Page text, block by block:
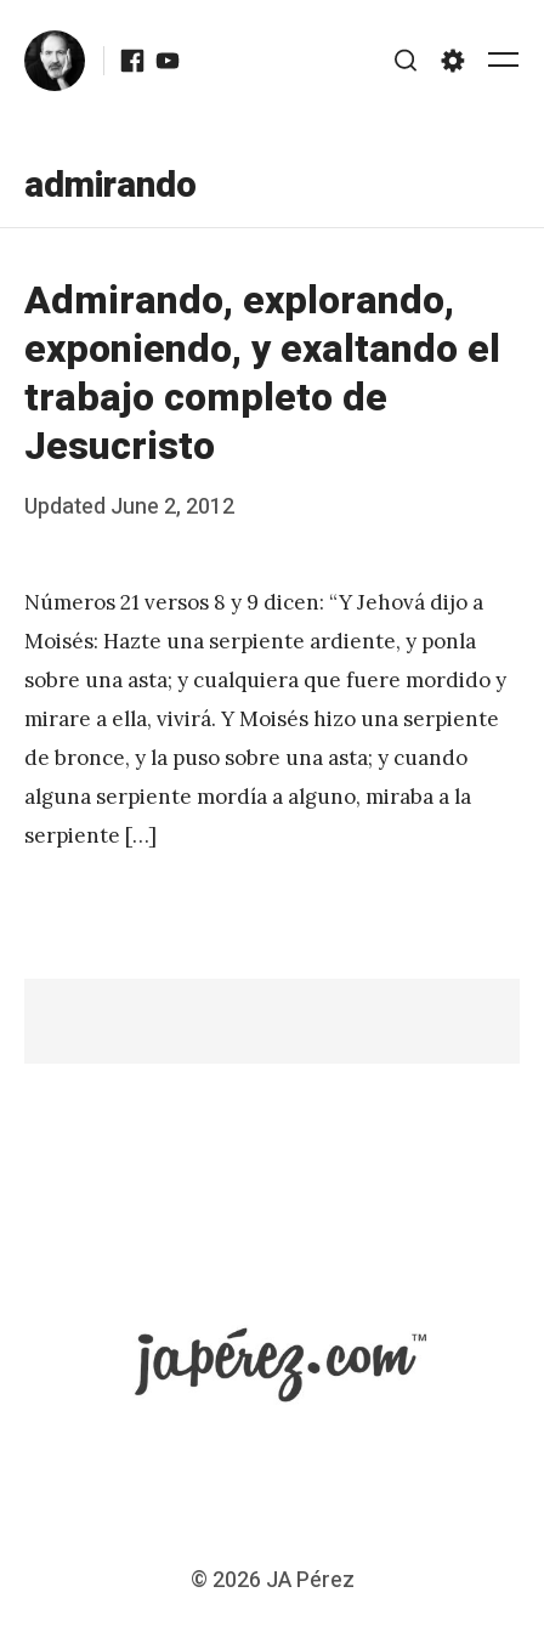
content
Facebook
Youtube
admirando
Admirando, explorando,
exponiendo, y exaltando el
trabajo completo de
Jesucristo
Posted
Updated June 2, 2012
b
J
A
P
é
r
Números 21 versos 8 y 9 dicen: “Y Jehová dijo a
Moisés: Hazte una serpiente ardiente, y ponla
sobre una asta; y cualquiera que fuere mordido y
mirare a ella, vivirá. Y Moisés hizo una serpiente
de bronce, y la puso sobre una asta; y cuando
alguna serpiente mordía a alguno, miraba a la
serpiente […]
© 2026 JA Pérez